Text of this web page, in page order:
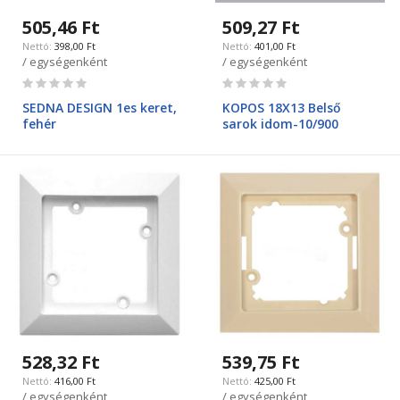
505,46 Ft
398,00 Ft
/ egységenként
Rating:
SEDNA DESIGN 1es keret,
fehér
509,27 Ft
401,00 Ft
/ egységenként
Rating:
KOPOS 18X13 Belső
sarok idom-10/900
528,32 Ft
416,00 Ft
/ egységenként
539,75 Ft
425,00 Ft
/ egységenként